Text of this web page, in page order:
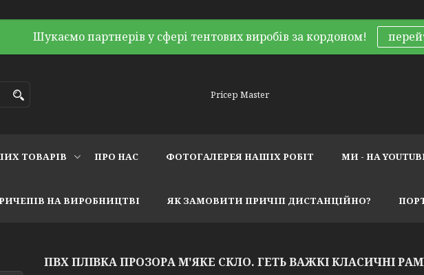
Шукаємо партнерів у сфері тентових виробів за кордоном!
Pricep Master
ТОВАРІВ ПРО НАС ФОТОГАЛЕРЕЯ НАШІХ РОБІТ МИ - НА
НА ВИРОБНИЦТВІ ЯК ЗАМОВИТИ ПРИЧІП ДИСТАНЦІЙНО?
ПВХ ПЛІВКА ПРОЗОРА М'ЯКЕ СКЛО. ГЕТЬ ВАЖКІ КЛАСИЧНІ